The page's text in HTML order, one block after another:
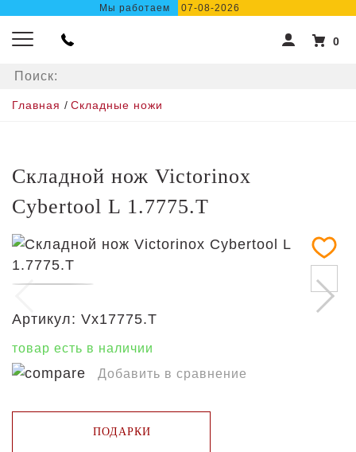
Мы работаем 07-08-2026
0
Главная / Складные ножи
Складной нож Victorinox
Cybertool L 1.7775.T
Артикул: Vx17775.T
товар есть в наличии
Добавить в сравнение
ПОДАРКИ